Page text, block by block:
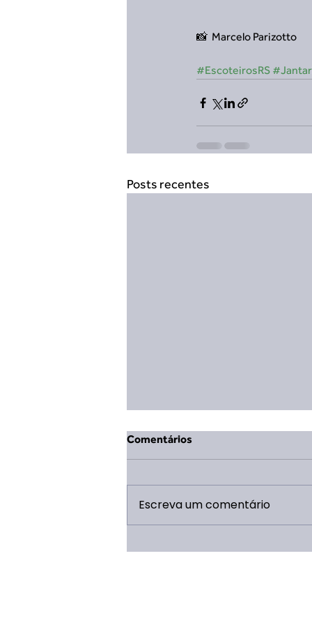
📸  Marcelo Parizotto
#EscoteirosRS
Posts recentes
Mudança na Coordenação
Comentários
Escreva um comentário